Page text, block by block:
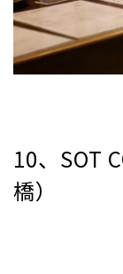
10、SOT
橋）